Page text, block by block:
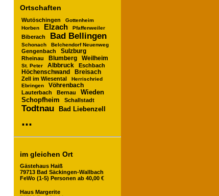
Ortschaften
Wutöschingen
Gottenheim
Horben
Elzach Pfaffenweiler
Biberach Bad Bellingen
Schonach Belchendorf Neuenweg
Gengenbach Sulzburg
Rheinau Blumberg Weilheim
St. Peter Albbruck Eschbach
Höchenschwand Breisach
Zell im Wiesental
Herrischried
Ebringen
Vöhrenbach
Lauterbach Bernau
Wieden
Schopfheim
Schallstadt
Todtnau Bad Liebenzell
...
im gleichen Ort
Gästehaus Haiß
79713 Bad Säckingen-Wallbach
FeWo (1-5) Personen ab 40,00 €
Haus Margerite